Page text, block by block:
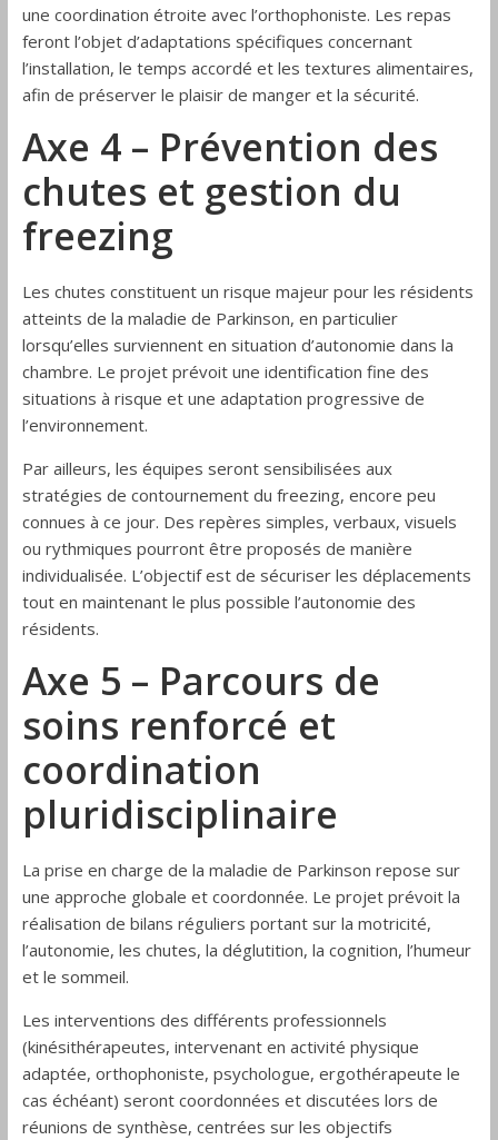
une coordination étroite avec l’orthophoniste. Les repas
feront l’objet d’adaptations spécifiques concernant
l’installation, le temps accordé et les textures alimentaires,
afin de préserver le plaisir de manger et la sécurité.
Axe 4 – Prévention des
chutes et gestion du
freezing
Les chutes constituent un risque majeur pour les résidents
atteints de la maladie de Parkinson, en particulier
lorsqu’elles surviennent en situation d’autonomie dans la
chambre. Le projet prévoit une identification fine des
situations à risque et une adaptation progressive de
l’environnement.
Par ailleurs, les équipes seront sensibilisées aux
stratégies de contournement du freezing, encore peu
connues à ce jour. Des repères simples, verbaux, visuels
ou rythmiques pourront être proposés de manière
individualisée. L’objectif est de sécuriser les déplacements
tout en maintenant le plus possible l’autonomie des
résidents.
Axe 5 – Parcours de
soins renforcé et
coordination
pluridisciplinaire
La prise en charge de la maladie de Parkinson repose sur
une approche globale et coordonnée. Le projet prévoit la
réalisation de bilans réguliers portant sur la motricité,
l’autonomie, les chutes, la déglutition, la cognition, l’humeur
et le sommeil.
Les interventions des différents professionnels
(kinésithérapeutes, intervenant en activité physique
adaptée, orthophoniste, psychologue, ergothérapeute le
cas échéant) seront coordonnées et discutées lors de
réunions de synthèse, centrées sur les objectifs